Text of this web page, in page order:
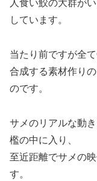
人食い鮫の大群が
しています。
当たり前ですが全
合成する素材作り
のです。
サメのリアルな動
檻の中に入り、
至近距離でサメの
す。